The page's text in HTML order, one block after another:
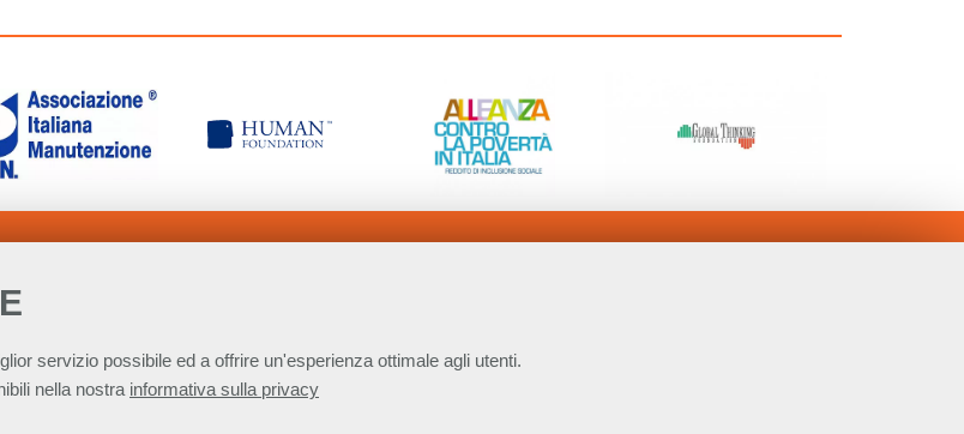
servizio possibile ed a offrire un'esperienza ottimale agli utenti.
nella nostra informativa sulla privacy